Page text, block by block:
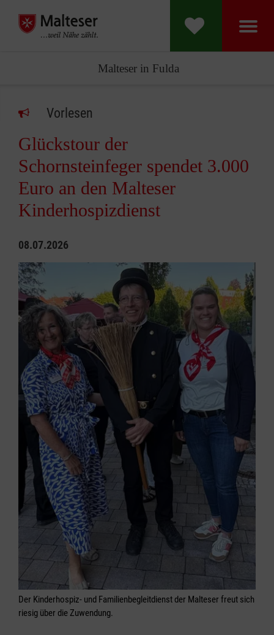
Malteser in Fulda
Vorlesen
Glückstour der
Schornsteinfeger spendet 3.000
Euro an den Malteser
Kinderhospizdienst
08.07.2026
Der Kinderhospiz- und Familienbegleitdienst der Malteser freut sich
riesig über die Zuwendung.